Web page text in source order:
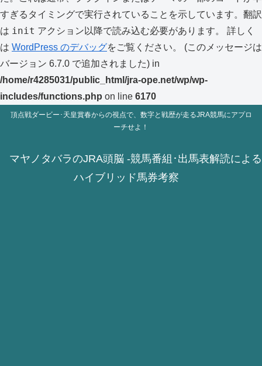
すぎるタイミングで実行されていることを示しています。翻訳
は init アクション以降で読み込む必要があります。 詳しく
は WordPress のデバッグをご覧ください。 (このメッセージは
バージョン 6.7.0 で追加されました) in
/home/r4285031/public_html/jra-ope.net/wp/wp-
includes/functions.php on line 6170
頂点戦ダービー･天皇賞春からの視点で、数字と戦歴が走るJRA競馬にアプロ
ーチせよ！
マヤノタバラのJRA頭脳 -競馬番組･出馬表解読による
ハイブリッド馬券考察